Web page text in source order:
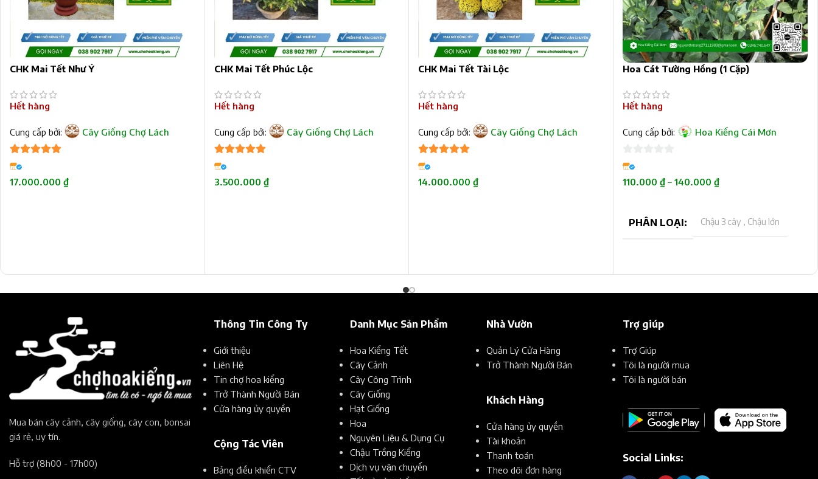
CHK Mai Tết Như Ý
Hết hàng
Cung cấp bởi: Cây Giống Chợ Lách
5trên 5
17.000.000 ₫
CHK Mai Tết Phúc Lộc
Hết hàng
Cung cấp bởi: Cây Giống Chợ Lách
5trên 5
3.500.000 ₫
CHK Mai Tết Tài Lộc
Hết hàng
Cung cấp bởi: Cây Giống Chợ Lách
5trên 5
14.000.000 ₫
Hoa Cát Tường Hồng (1 Cặp)
Hết hàng
Cung cấp bởi: Hoa Kiểng Cái Mơn
0
trên
110.000 ₫ – 140.000 ₫
PHÂN LOẠI Chậu 3 cây , Chậu lớn
Mua bán cây cảnh, cây giống, cây con, bonsai
giá rẻ, uy tín.​
Hỗ trợ (8h00 - 17h00)​
Thông Tin Công Ty
Giới thiệu
Liên Hệ
Tin chợ hoa kiểng
Trở Thành Người Bán
Cửa hàng ủy quyền
Cộng Tác Viên
Bảng điều khiển CTV
Danh Mục Sản Phẩm
Hoa Kiểng Tết
Cây Cảnh
Cây Công Trình
Cây Giống
Hạt Giống
Hoa
Nguyên Liệu & Dụng Cụ
Chậu Trồng Kiểng
Dịch vụ vận chuyển
Nhà Vườn
Quản Lý Cửa Hàng
Trở Thành Người Bán
Khách Hàng
Cửa hàng ủy quyền
Tài khoản
Thanh toán
Theo dõi đơn hàng
Trợ giúp
Trợ Giúp
Tôi là người mua
Tôi là người bán
Social Links: